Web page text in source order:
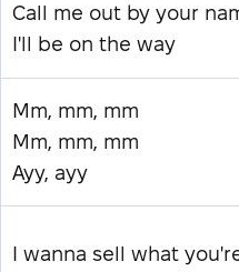
Call me out by your
I'll be on the way
Mm, mm, mm
Mm, mm, mm
Ayy, ayy
I wanna sell what